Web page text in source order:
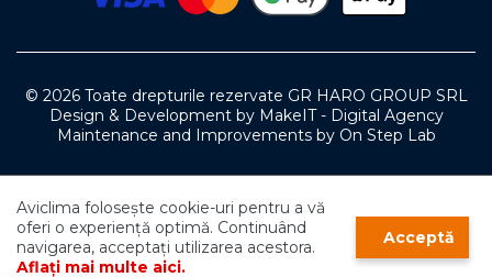
0
0
© 2026 Toate drepturile rezervate GR HARO GROUP SRL
Design & Development by MakeIT - Digital Agency
Maintenance and Improvements by On Step Lab
Aviclima folosește cookie-uri pentru a vă
oferi o experiență optimă. Continuând
navigarea, acceptați utilizarea acestora.
Aflați mai multe aici.
Acceptă